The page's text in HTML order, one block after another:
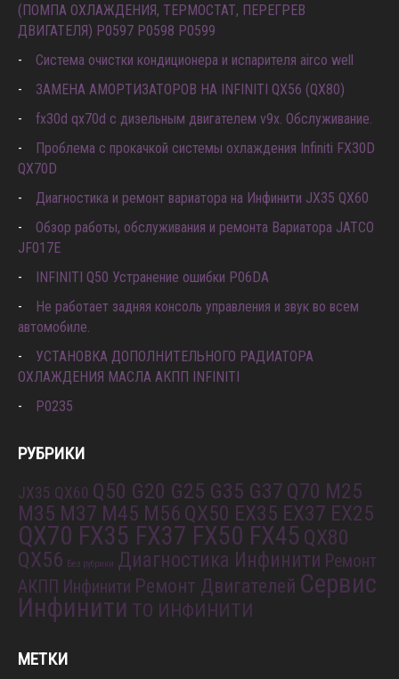
(ПОМПА ОХЛАЖДЕНИЯ, ТЕРМОСТАТ, ПЕРЕГРЕВ
ДВИГАТЕЛЯ) P0597 P0598 P0599
Система очистки кондиционера и испарителя airco well
ЗАМЕНА АМОРТИЗАТОРОВ НА INFINITI QX56 (QX80)
fx30d qx70d с дизельным двигателем v9x. Обслуживание.
Проблема с прокачкой системы охлаждения Infiniti FX30D
QX70D
Диагностика и ремонт вариатора на Инфинити JX35 QX60
Обзор работы, обслуживания и ремонта Вариатора JATCO
JF017E
INFINITI Q50 Устранение ошибки P06DA
Не работает задняя консоль управления и звук во всем
автомобиле.
УСТАНОВКА ДОПОЛНИТЕЛЬНОГО РАДИАТОРА
ОХЛАЖДЕНИЯ МАСЛА АКПП INFINITI
P0235
РУБРИКИ
JX35 QX60 Q50 G20 G25 G35 G37 Q70 M25
M35 M37 M45 M56 QX50 EX35 EX37 EX25
QX70 FX35 FX37 FX50 FX45 QX80
QX56 Без рубрики Диагностика Инфинити Ремонт
АКПП Инфинити Ремонт Двигателей Сервис
Инфинити ТО ИНФИНИТИ
МЕТКИ